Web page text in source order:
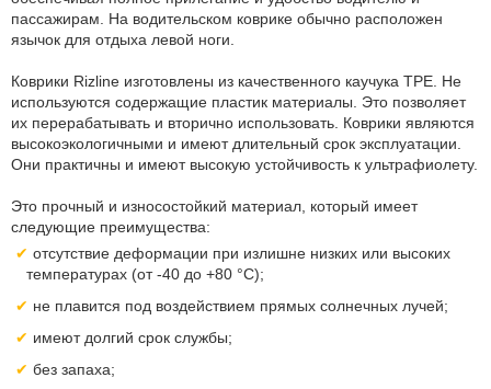
пассажирам. На водительском коврике обычно расположен
язычок для отдыха левой ноги.
Коврики Rizline изготовлены из качественного каучука TPE. Не
используются содержащие пластик материалы. Это позволяет
их перерабатывать и вторично использовать. Коврики являются
высокоэкологичными и имеют длительный срок эксплуатации.
Они практичны и имеют высокую устойчивость к ультрафиолету.
Это прочный и износостойкий материал, который имеет
следующие преимущества:
отсутствие деформации при излишне низких или высоких
температурах (от -40 до +80 °С);
не плавится под воздействием прямых солнечных лучей;
имеют долгий срок службы;
без запаха;